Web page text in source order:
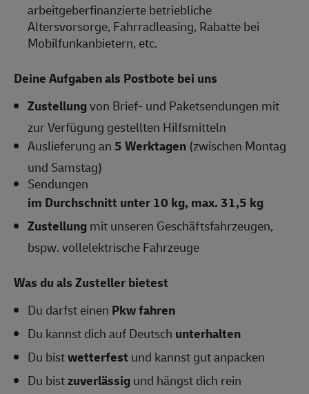
arbeitgeberfinanzierte betriebliche
Altersvorsorge, Fahrradleasing, Rabatte bei
Mobilfunkanbietern, etc.
Deine Aufgaben als Postbote bei uns
Zustellungvon Brief- und Paketsendungen mit
zur Verfügung gestellten Hilfsmitteln
Auslieferung an5 Werktagen (zwischen Montag
und Samstag)
Sendungen
im Durchschnitt unter 10 kg, max. 31,5 kg
Zustellungmit unseren Geschäftsfahrzeugen,
bspw. vollelektrische Fahrzeuge
Was du als Zusteller bietest
Du darfst einen Pkw fahren
Du kannst dich auf Deutsch unterhalten
Du bistwetterfest und kannst gut anpacken
Du bistzuverlässigund hängst dich rein